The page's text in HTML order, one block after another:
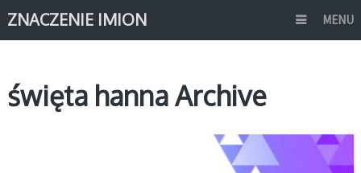
ZNACZENIE IMION MENU
święta hanna Archive